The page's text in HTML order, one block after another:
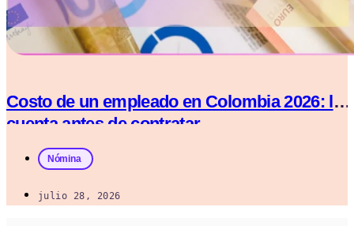
Costo de un empleado en Colombia 2026: la
cuenta antes de contratar
Nómina
julio 28, 2026